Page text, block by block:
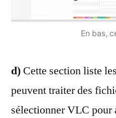
En bas,
d) Cette section liste
peuvent traiter des
sélectionner VLC pour